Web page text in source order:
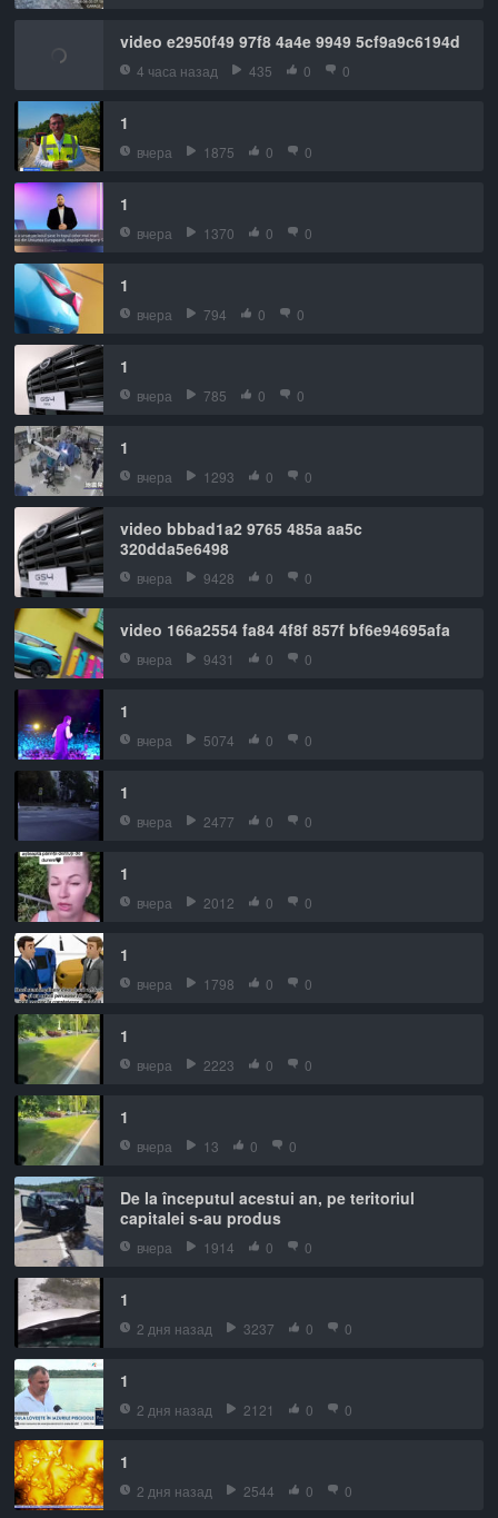
video e2950f49 97f8 4a4e 9949 5cf9a9c6194d
4 часа назад 435 0 0
1
вчера 1875 0 0
1
вчера 1370 0 0
1
вчера 794 0 0
1
вчера 785 0 0
1
вчера 1293 0 0
video bbbad1a2 9765 485a aa5c
320dda5e6498
вчера 9428 0 0
video 166a2554 fa84 4f8f 857f bf6e94695afa
вчера 9431 0 0
1
вчера 5074 0 0
1
вчера 2477 0 0
1
вчера 2012 0 0
1
вчера 1798 0 0
1
вчера 2223 0 0
1
вчера 13 0 0
De la începutul acestui an, pe teritoriul
capitalei s-au produs
вчера 1914 0 0
1
2 дня назад 3237 0 0
1
2 дня назад 2121 0 0
1
2 дня назад 2544 0 0